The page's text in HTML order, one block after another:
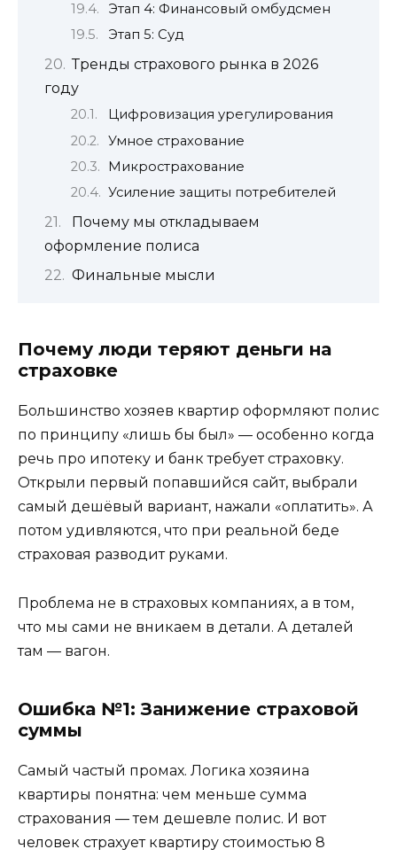
Этап 4: Финансовый омбудсмен
Этап 5: Суд
Тренды страхового рынка в 2026
году
Цифровизация урегулирования
Умное страхование
Микрострахование
Усиление защиты потребителей
Почему мы откладываем
оформление полиса
Финальные мысли
Почему люди теряют деньги на
страховке
Большинство хозяев квартир оформляют полис
по принципу «лишь бы был» — особенно когда
речь про ипотеку и банк требует страховку.
Открыли первый попавшийся сайт, выбрали
самый дешёвый вариант, нажали «оплатить». А
потом удивляются, что при реальной беде
страховая разводит руками.
Проблема не в страховых компаниях, а в том,
что мы сами не вникаем в детали. А деталей
там — вагон.
Ошибка №1: Занижение страховой
суммы
Самый частый промах. Логика хозяина
квартиры понятна: чем меньше сумма
страхования — тем дешевле полис. И вот
человек страхует квартиру стоимостью 8